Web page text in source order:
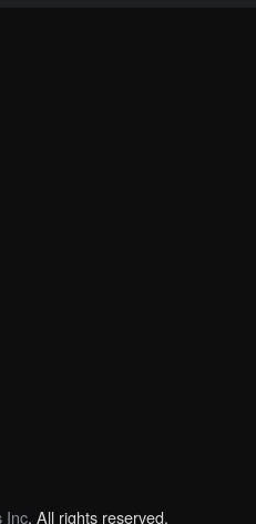
Inc. All rights reserved.